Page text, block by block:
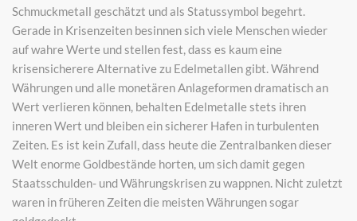
Schmuckmetall geschätzt und als Statussymbol begehrt.
Gerade in Krisenzeiten besinnen sich viele Menschen wieder
auf wahre Werte und stellen fest, dass es kaum eine
krisensicherere Alternative zu Edelmetallen gibt. Während
Währungen und alle monetären Anlageformen dramatisch an
Wert verlieren können, behalten Edelmetalle stets ihren
inneren Wert und bleiben ein sicherer Hafen in turbulenten
Zeiten. Es ist kein Zufall, dass heute die Zentralbanken dieser
Welt enorme Goldbestände horten, um sich damit gegen
Staatsschulden- und Währungskrisen zu wappnen. Nicht zuletzt
waren in früheren Zeiten die meisten Währungen sogar